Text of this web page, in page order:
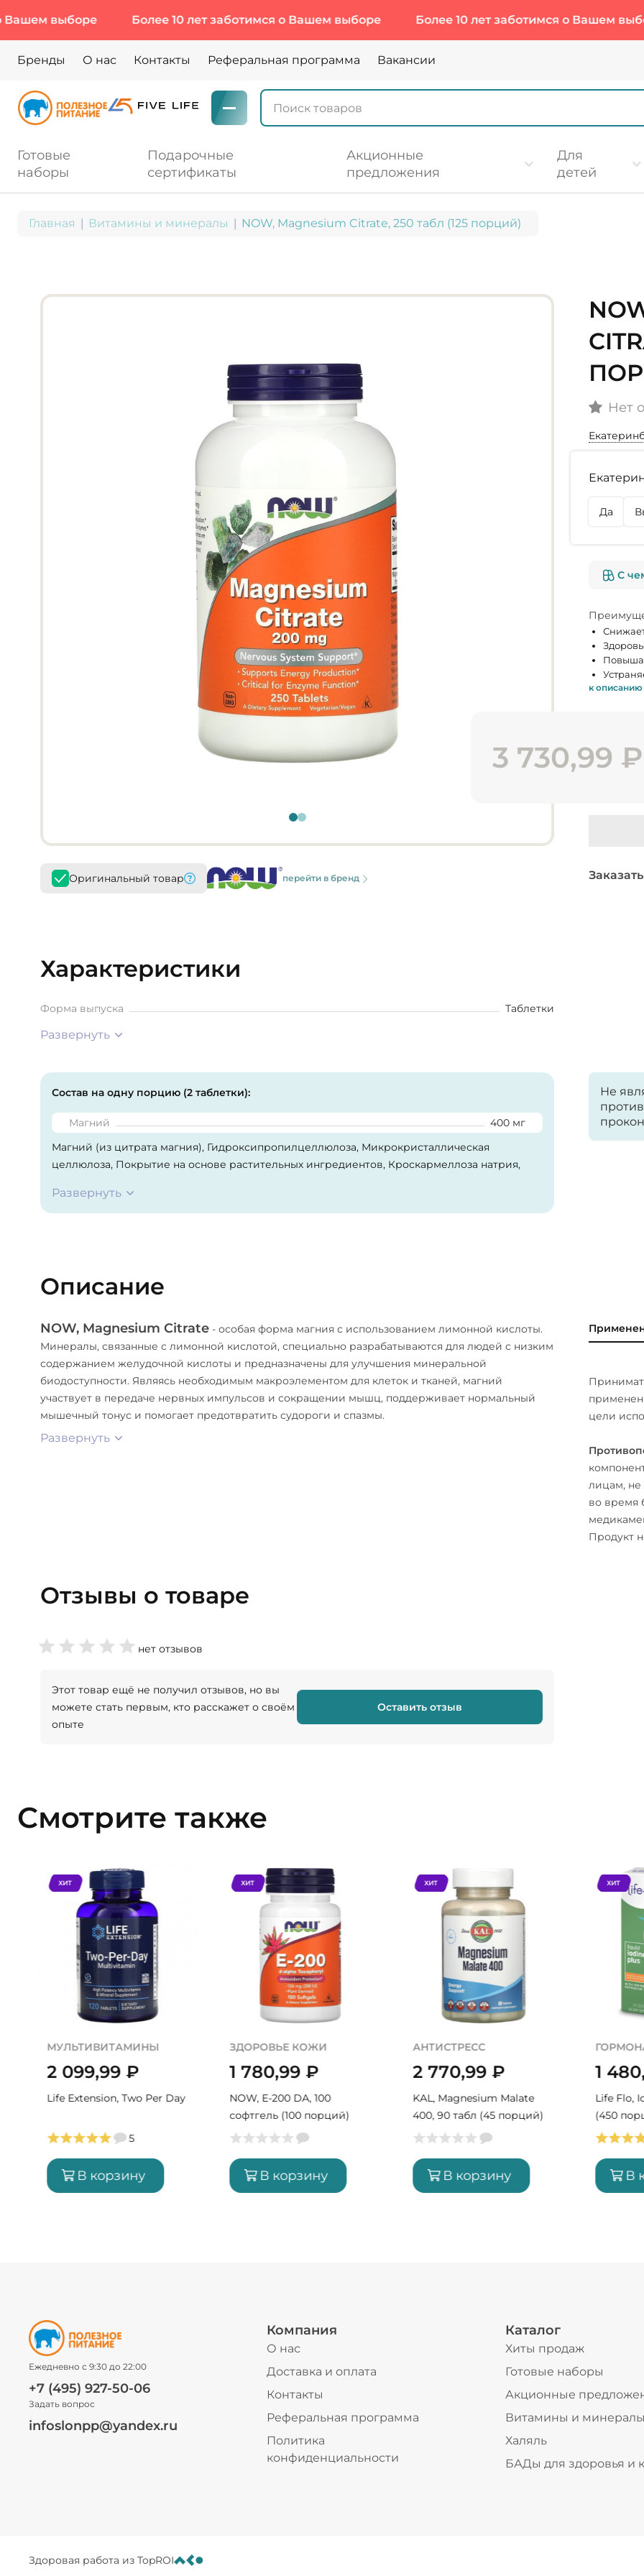
Более 10 лет заботимся о Вашем выборе Более 10 лет заботимся о Вашем выборе
Бренды О нас Контакты Реферальная программа Вакансии
Готовые
наборы
Подарочные
сертификаты
Акционные
предложения
Для
детей
Главная Витамины и минералы NOW, Magnesium Citrate, 250 табл (125 порций)
Оригинальный товар перейти в бренд
Нет
Да
г.
С
к описанию
3 730,99 ₽
Характеристики
Форма выпуска Таблетки
Развернуть
Не
Состав на одну порцию (2 таблетки):
Магний
400 мг
Магний (из цитрата магния), Гидроксипропилцеллюлоза, Микрокристаллическая
целлюлоза, Покрытие на основе растительных ингредиентов, Кроскармеллоза натрия,
происхождения).
Развернуть
Описание
NOW, Magnesium Citrate - особая форма магния с использованием лимонной кислоты.
Минералы, связанные с лимонной кислотой, специально разрабатываются для людей с низким
содержанием желудочной кислоты и предназначены для улучшения минеральной
биодоступности. Являясь необходимым макроэлементом для клеток и тканей, магний
участвует в передаче нервных импульсов и сокращении мышц, поддерживает нормальный
мышечный тонус и помогает предотвратить судороги и спазмы.
Развернуть
цели
лицам, не
во время
Продукт
Отзывы о товаре
нет отзывов
Этот товар ещё не получил отзывов, но вы
можете стать первым, кто расскажет о своём
опыте
Оставить отзыв
Смотрите также
ХИТ
МУЛЬТИВИТАМИНЫ
2 099,99₽
Life Extension, Two Per Day
5
В корзину
ХИТ
ЗДОРОВЬЕ КОЖИ
1 780,99₽
NOW, E-200 DA, 100
софтгель (100 порций)
В корзину
ХИТ
АНТИСТРЕСС
2 770,99 ₽
KAL, Magnesium Malate
400, 90 табл (45 порций)
В корзину
ХИТ
1
Life Flo,
(450
В
Ежедневно с 9:30 до 22:00
+7 (495) 927-50-06
Задать вопрос
infoslonpp@yandex.ru
Компания
О нас
Доставка и оплата
Контакты
Реферальная программа
Политика
конфиденциальности
Каталог
Хиты продаж
Готовые наборы
Акционные
Витамины и
Халяль
БАДы для здоровья и
Здоровая работа из TopROI